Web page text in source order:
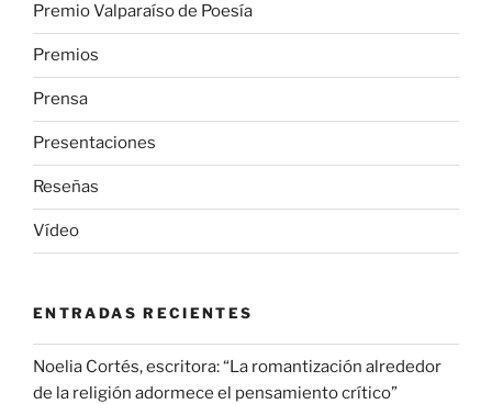
Premio Valparaíso de Poesía
Premios
Prensa
Presentaciones
Reseñas
Vídeo
ENTRADAS RECIENTES
Noelia Cortés, escritora: “La romantización alrededor
de la religión adormece el pensamiento crítico”